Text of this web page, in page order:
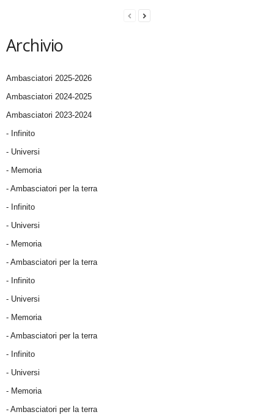
Archivio
Ambasciatori 2025-2026
Ambasciatori 2024-2025
Ambasciatori 2023-2024
- Infinito
- Universi
- Memoria
- Ambasciatori per la terra
- Infinito
- Universi
- Memoria
- Ambasciatori per la terra
- Infinito
- Universi
- Memoria
- Ambasciatori per la terra
- Infinito
- Universi
- Memoria
- Ambasciatori per la terra